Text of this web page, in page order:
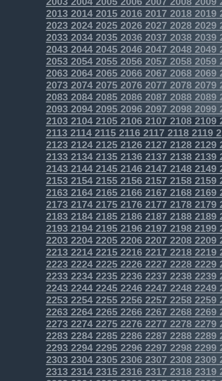
20132014201520162017 20182019
2023202420252026202720282029
20332034203520362037 20382039
20432044204520462047 20482049
20532054205520562057 20582059
20632064206520662067 20682069
20732074207520762077 20782079
20832084208520862087 20882089
20932094209520962097 20982099
2103210421052106210721082109
2113211421152116211721182119
2123212421252126212721282129
2133213421352136213721382139
2143214421452146214721482149
2153215421552156215721582159
2163216421652166216721682169
2173217421752176217721782179
2183218421852186218721882189
2193219421952196219721982199
2203220422052206220722082209
2213221422152216221722182219
2223222422252226222722282229
2233223422352236223722382239
2243224422452246224722482249
2253225422552256225722582259
22632264226522662267 22682269
2273227422752276227722782279
22832284228522862287 22882289
22932294229522962297 22982299
23032304230523062307 23082309
2313231423152316231723182319